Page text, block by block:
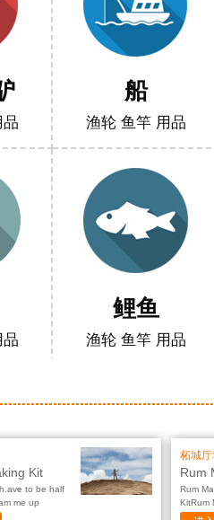
船
渔轮 鱼竿 用品
鲤鱼
渔轮 鱼竿 用品
Kit
to be half
me up
柘城
Rum
Rum
KitRum